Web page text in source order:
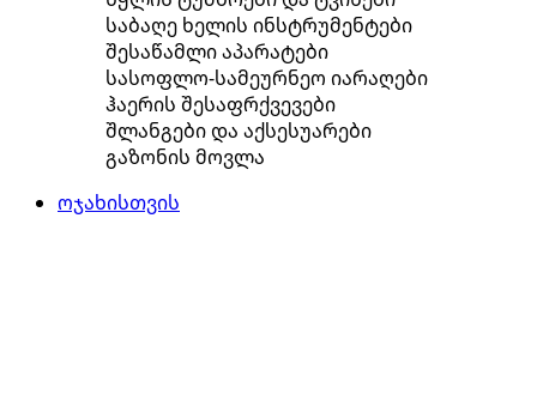
საბაღე ხელის ინსტრუმენტები
შესაწამლი აპარატები
სასოფლო-სამეურნეო იარაღები
ჰაერის შესაფრქვევები
შლანგები და აქსესუარები
გაზონის მოვლა
ოჯახისთვის